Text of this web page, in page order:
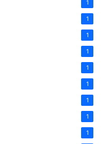
1
1
1
1
1
1
1
1
1